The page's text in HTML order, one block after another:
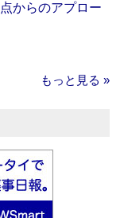
からのアプロー
もっと見る »